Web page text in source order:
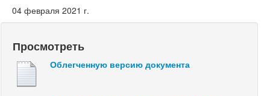
04 февраля 2021 г.
Просмотреть
Облегченную версию документа